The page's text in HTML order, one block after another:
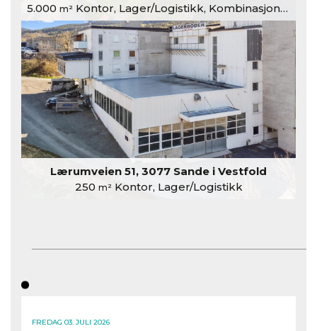
5.000 m²Kontor, Lager/Logistikk, Kombinasjonslokaler
Lærumveien 51, 3077 Sande i Vestfold
250 m²Kontor, Lager/Logistikk
FREDAG 03. JULI 2026